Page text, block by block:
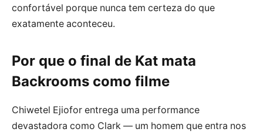
confortável porque nunca tem certeza do que
exatamente aconteceu.
Por que o final de Kat mata
Backrooms como filme
Chiwetel Ejiofor entrega uma performance
devastadora como Clark — um homem que entra nos